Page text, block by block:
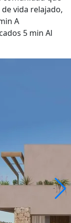
vida relajado,
A
5 min Al